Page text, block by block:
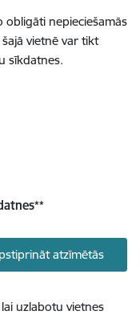
obligāti nepieciešamās
vietnē var tikt
sīkdatnes.
**
atzīmētās
uzlabotu vietnes